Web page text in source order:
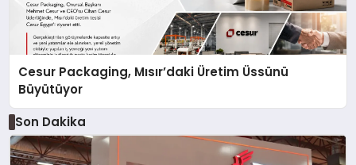
Cesur Packaging, Mısır’daki Üretim Üssünü
Büyütüyor
Son Dakika